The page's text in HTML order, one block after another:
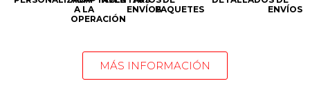
A LA
OPERACIÓN
ENVÍOSPAQUETES
ENVÍOS
MÁS INFORMACIÓN